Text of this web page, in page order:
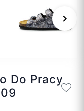
keyboard_arrow_right
Do Pracy